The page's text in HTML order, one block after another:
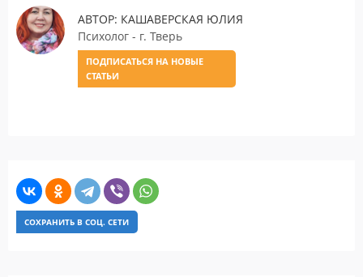
АВТОР: КАШАВЕРСКАЯ ЮЛИЯ
Психолог - г. Тверь
ПОДПИСАТЬСЯ НА НОВЫЕ
СТАТЬИ
СОХРАНИТЬ В СОЦ. СЕТИ